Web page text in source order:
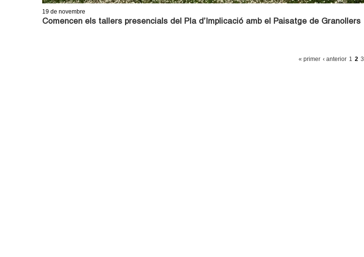
19 de novembre
Comencen els tallers presencials del Pla d’Implicació amb el Paisatge de Granollers
« primer ‹ anterior 1 2 3